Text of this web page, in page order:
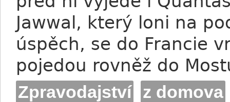
Jawwal, který loni na
úspěch, se do Francie
pojedou rovněž do
Zpravodajství z domova